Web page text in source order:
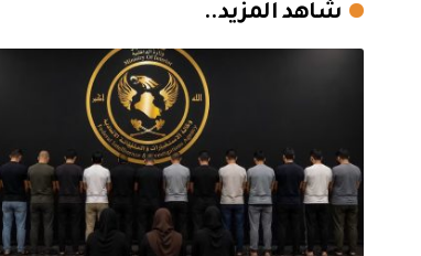
شاهد المزيد..